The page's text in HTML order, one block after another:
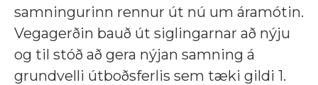
samningurinn rennur út nú um áramótin.
Vegagerðin bauð út siglingarnar að nýju
og til stóð að gera nýjan samning á
grundvelli útboðsferlis sem tæki gildi 1.